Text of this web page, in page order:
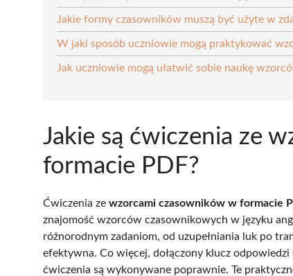
Jakie formy czasowników muszą być użyte w
W jaki sposób uczniowie mogą praktykować
Jak uczniowie mogą ułatwić sobie naukę
Jakie są ćwiczenia ze
formacie PDF?
Ćwiczenia ze wzorcami czasowników w formacie
znajomość wzorców czasownikowych w języku
różnorodnym zadaniom, od uzupełniania luk po
efektywna. Co więcej, dołączony klucz
ćwiczenia są wykonywane poprawnie. Te